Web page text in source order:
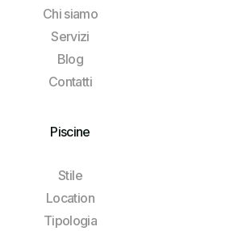
Chi siamo
Servizi
Blog
Contatti
Piscine
Stile
Location
Tipologia